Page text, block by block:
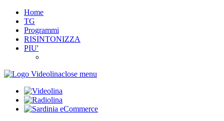
Home
TG
Programmi
RISINTONIZZA
PIU'
close menu